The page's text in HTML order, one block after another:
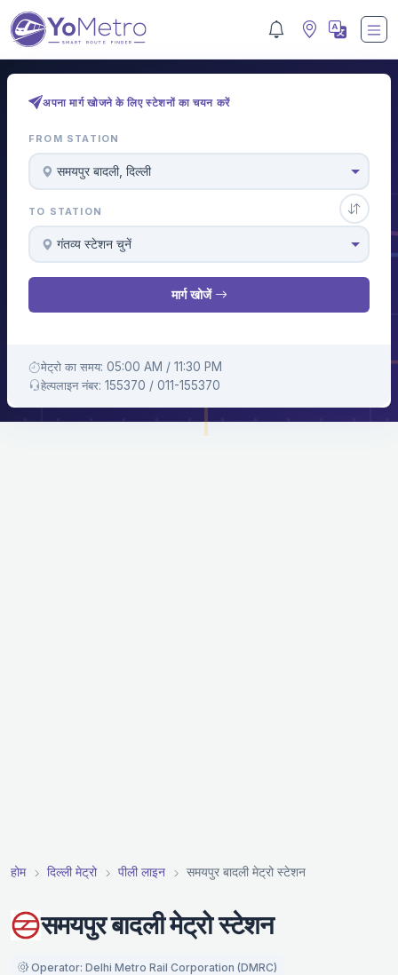
अपना मार्ग खोजने के लिए स्टेशनों का चयन करें
FROM STATION
समयपुर बादली, दिल्ली
TO STATION
गंतव्य स्टेशन चुनें
मार्ग खोजें
मेट्रो का समय: 05:00 AM / 11:30 PM
हेल्पलाइन नंबर: 155370 / 011-155370
होम दिल्ली मेट्रो पीली लाइन समयपुर बादली मेट्रो स्टेशन
समयपुर बादली मेट्रो स्टेशन
Operator: Delhi Metro Rail Corporation (DMRC)